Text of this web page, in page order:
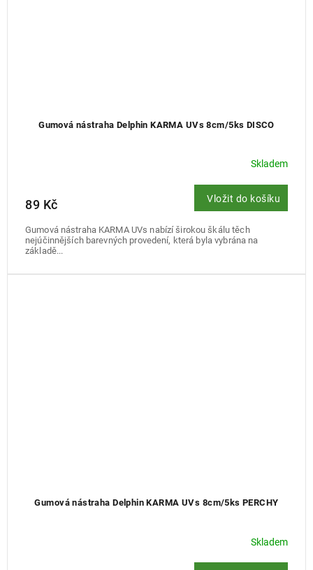
Gumová nástraha Delphin KARMA UVs 8cm/5ks DISCO
Skladem
89 Kč Vložit do košíku
Gumová nástraha KARMA UVs nabízí širokou škálu těch
nejúčinnějších barevných provedení, která byla vybrána na
základě...
Gumová nástraha Delphin KARMA UVs 8cm/5ks PERCHY
Skladem